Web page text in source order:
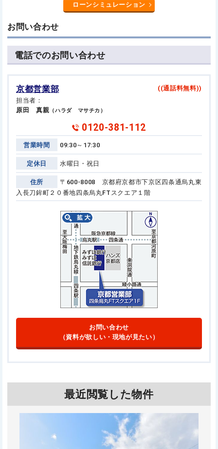
ローンシミュレーション
お問い合わせ
電話でのお問い合わせ
京都営業部
((通話料無料))
担当者：
原田 真親 （ハラダ マサチカ）
0120-381-112
営業時間 09:30～17:30
定休日 水曜日・祝日
住所
〒600-8008 京都府京都市下京区四条通烏丸東
入長刀鉾町２０番地四条烏丸FTスクエア１階
お問い合わせ
（資料が欲しい・現地が見たい）
最近閲覧した物件